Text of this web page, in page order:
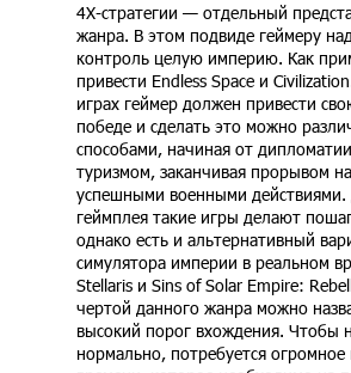
4Х-стратегии — отдельный
жанра. В этом подвиде геймеру
контроль целую империю. Как
привести Endless Space и
играх геймер должен привести
победе и сделать это можно
способами, начиная от
туризмом, заканчивая прорывом
успешными военными действиями.
геймплея такие игры делают
однако есть и альтернативный
симулятора империи в реальном
Stellaris и Sins of Solar Empire:
чертой данного жанра можно
высокий порог вхождения. Чтобы
нормально, потребуется огромное